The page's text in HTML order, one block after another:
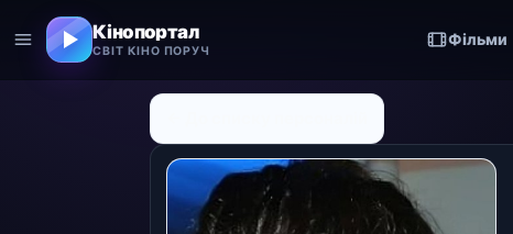
Кінопортал
СВІТ КІНО ПОРУЧ
Фільми